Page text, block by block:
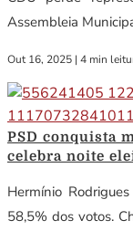
Assembleia
Out 16, 2025 | 4 min
PSD conquista
celebra noite
Hermínio
58,5% dos votos.